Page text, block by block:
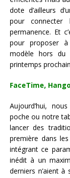
dote d’ailleurs
pour connecter
permanence. Et
pour proposer à
modèle hors du
printemps
FaceTime,
Aujourd’hui,
poche ou notre
lancer des
première dans
intégrant ce
inédit à un
derniers n’aient